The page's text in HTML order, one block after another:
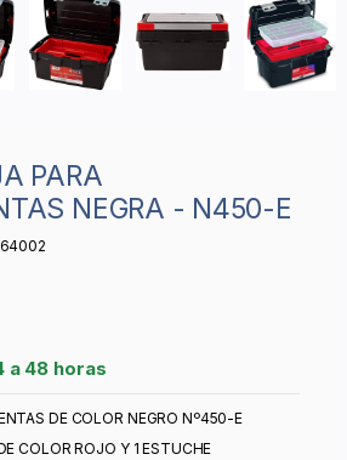
NEGRA - N450-E
a 48 horas
DE COLOR NEGRO Nº450-E
COLOR ROJO Y 1 ESTUCHE